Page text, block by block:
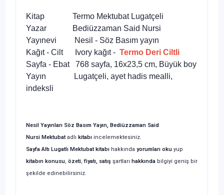
Kitap Termo Mektubat Lugatçeli
Yazar Bediüzzaman Said Nursi
Yayınevi Nesil - Söz Basım yayın
Kağıt - Cilt Ivory kağıt - Termo Deri Ciltli
Sayfa - Ebat 768 sayfa, 16x23,5 cm, Büyük boy
Yayın Lugatçeli, ayet hadis mealli,
indeksli
Nesil Yayınları Söz Basım Yayın, Bediüzzaman Said
Nursi Mektubatadlı kitabı incelemektesiniz.
Sayfa Altı Lugatlı Mektubatkitabı hakkında yorumları oku yup
kitabın konusu, özeti,fiyatı, satış şartları hakkında bilgiyi geniş bir
şekilde edinebilirsiniz.